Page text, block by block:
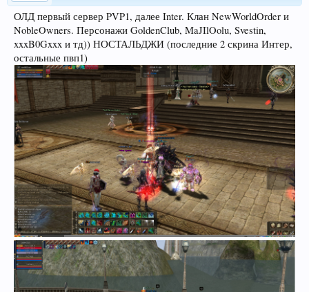
ОЛД первый сервер PVP1, далее Inter. Клан NewWorldOrder и
NobleOwners. Персонажи GoldenClub, MaJIlOolu, Svestin,
xxxB0Gxxx и тд)) НОСТАЛЬДЖИ (последние 2 скрина Интер,
остальные пвп1)